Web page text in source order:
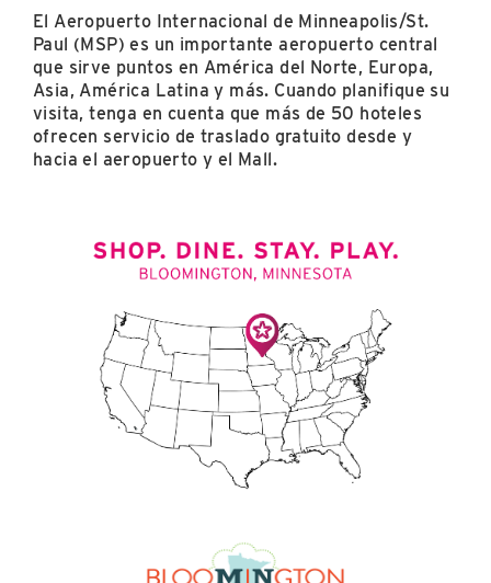
El Aeropuerto Internacional de Minneapolis/St.
Paul (MSP) es un importante aeropuerto central
que sirve puntos en América del Norte, Europa,
Asia, América Latina y más. Cuando planifique su
visita, tenga en cuenta que más de 50 hoteles
ofrecen servicio de traslado gratuito desde y
hacia el aeropuerto y el Mall.